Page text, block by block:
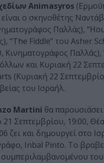
Animasyros
ο σκηνοθέτης Ναντάβ
Παλλάς),
“The Fiddle” του Asher
Κινηματογράφος
και Κυριακή 22
(Κυριακή 22
του Ισραήλ.
Martini θα
Σεπτεμβρίου, 19:00,
ζει και δημουργεί
Inbal Pinto. Tο